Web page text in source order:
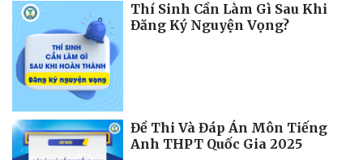
Thí Sinh Cần Làm Gì Sau Khi
Đăng Ký Nguyện Vọng?
Đề Thi Và Đáp Án Môn Tiếng
Anh THPT Quốc Gia 2025